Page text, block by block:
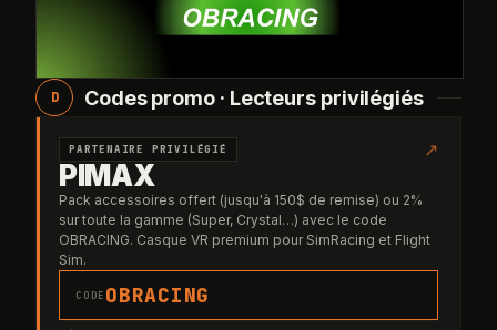
D Codes promo · Lecteurs privilégiés
PARTENAIRE PRIVILÉGIÉ ↗
PIMAX
Pack accessoires offert (jusqu'à 150$ de remise) ou 2%
sur toute la gamme (Super, Crystal…) avec le code
OBRACING. Casque VR premium pour SimRacing et Flight
Sim.
CODE OBRACING